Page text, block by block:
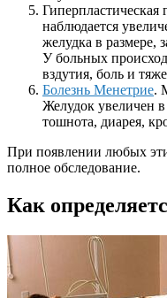
Гиперпластическая
наблюдается
желудка в размере,
У больных
вздутия, боль и
Болезнь Менетрие.
Желудок увеличен в
тошнота, диарея,
При появлении любых
полное обследование.
Как